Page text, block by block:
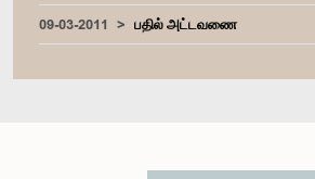
09-03-2011
பதில் அட்டவணை